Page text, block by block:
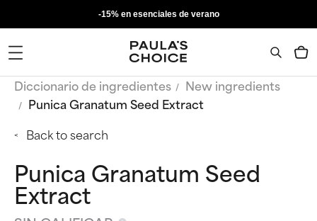
-15% en esenciales de verano
Diccionario de ingredientes
New ingredients
Punica Granatum Seed Extract
Back to search
Punica Granatum Seed
Extract